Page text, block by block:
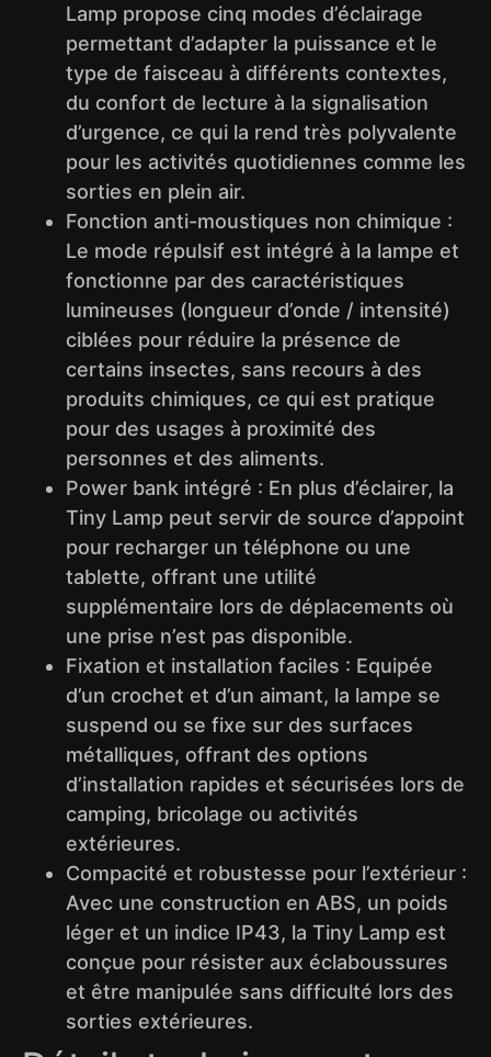
Lamp propose cinq modes d’éclairage
permettant d’adapter la puissance et le
type de faisceau à différents contextes,
du confort de lecture à la signalisation
d’urgence, ce qui la rend très polyvalente
pour les activités quotidiennes comme les
sorties en plein air.
Fonction anti-moustiques non chimique :
Le mode répulsif est intégré à la lampe et
fonctionne par des caractéristiques
lumineuses (longueur d’onde / intensité)
ciblées pour réduire la présence de
certains insectes, sans recours à des
produits chimiques, ce qui est pratique
pour des usages à proximité des
personnes et des aliments.
Power bank intégré : En plus d’éclairer, la
Tiny Lamp peut servir de source d’appoint
pour recharger un téléphone ou une
tablette, offrant une utilité
supplémentaire lors de déplacements où
une prise n’est pas disponible.
Fixation et installation faciles : Equipée
d’un crochet et d’un aimant, la lampe se
suspend ou se fixe sur des surfaces
métalliques, offrant des options
d’installation rapides et sécurisées lors de
camping, bricolage ou activités
extérieures.
Compacité et robustesse pour l’extérieur :
Avec une construction en ABS, un poids
léger et un indice IP43, la Tiny Lamp est
conçue pour résister aux éclaboussures
et être manipulée sans difficulté lors des
sorties extérieures.